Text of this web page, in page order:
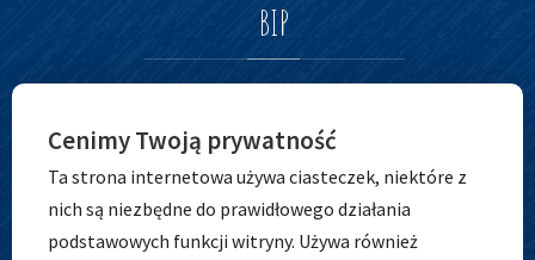
BIP
Cenimy Twoją prywatność
Ta strona internetowa używa ciasteczek, niektóre z
nich są niezbędne do prawidłowego działania
podstawowych funkcji witryny. Używa również